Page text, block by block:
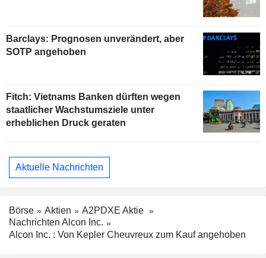
Barclays: Prognosen unverändert, aber
SOTP angehoben
Fitch: Vietnams Banken dürften wegen
staatlicher Wachstumsziele unter
erheblichen Druck geraten
Aktuelle Nachrichten
Börse Aktien
A2PDXE Aktie
Nachrichten Alcon Inc.
Alcon Inc. : Von Kepler Cheuvreux zum Kauf angehoben